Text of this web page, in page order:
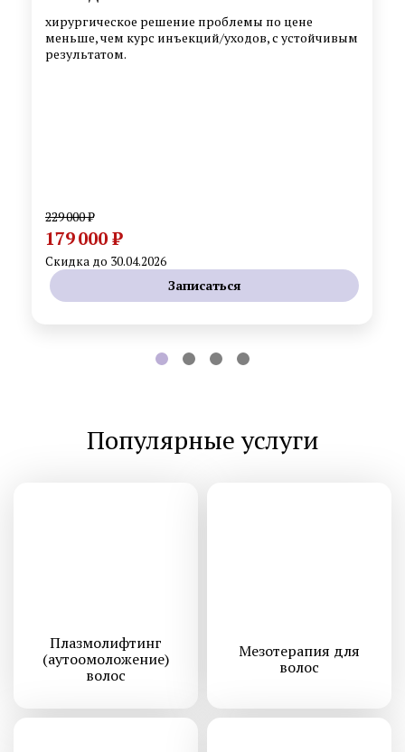
хирургическое решение проблемы по цене
меньше, чем курс инъекций/уходов, с устойчивым
результатом.
229 000 ₽
179 000 ₽
Скидка до 30.04.2026
Записаться
Популярные услуги
Плазмолифтинг
(аутоомоложение)
волос
Мезотерапия для
волос